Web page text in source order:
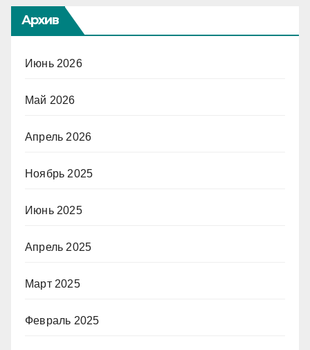
Архив
Июнь 2026
Май 2026
Апрель 2026
Ноябрь 2025
Июнь 2025
Апрель 2025
Март 2025
Февраль 2025